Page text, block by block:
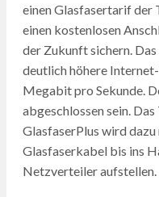
einen Glasfasertarif der
einen kostenlosen
der Zukunft sichern.
deutlich höhere
Megabit pro Sekunde.
abgeschlossen sein.
GlasfaserPlus wird
Glasfaserkabel bis ins
Netzverteiler aufstellen.